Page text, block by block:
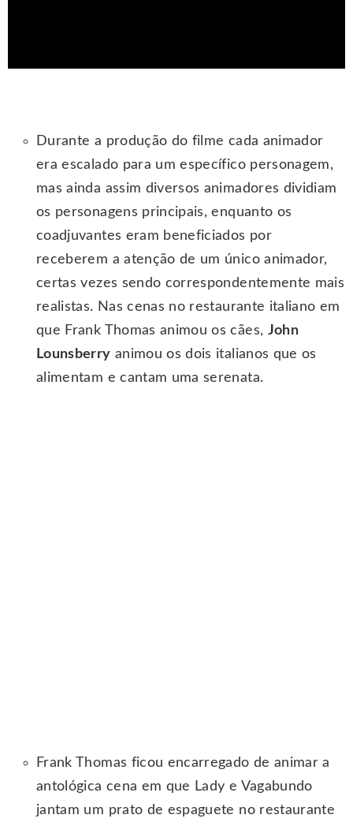
Durante a produção do filme cada animador
era escalado para um específico personagem,
mas ainda assim diversos animadores dividiam
os personagens principais, enquanto os
coadjuvantes eram beneficiados por
receberem a atenção de um único animador,
certas vezes sendo correspondentemente mais
realistas. Nas cenas no restaurante italiano em
que Frank Thomas animou os cães, John
Lounsberry animou os dois italianos que os
alimentam e cantam uma serenata.
Frank Thomas ficou encarregado de animar a
antológica cena em que Lady e Vagabundo
jantam um prato de espaguete no restaurante